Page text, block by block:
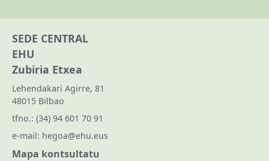
SEDE CENTRAL
EHU
Zubiria Etxea
Lehendakari Agirre, 81
48015 Bilbao
tfno.: (34) 94 601 70 91
e-mail: hegoa@ehu.eus
Mapa kontsultatu